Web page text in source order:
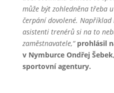
může být zohledněna třeba
čerpání dovolené.
asistenti trenérů si na to
zaměstnavatele,“ prohlásil
v Nymburce Ondřej
sportovní agentury.